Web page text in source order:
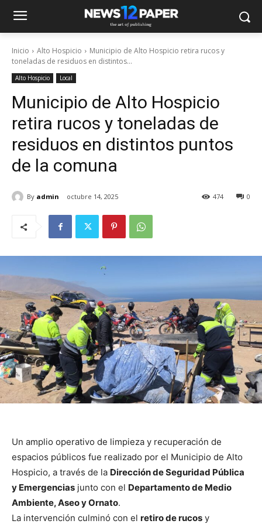
Inicio Alto Hospicio
Municipio de Alto Hospicio retira rucos y
toneladas de residuos en distintos...
Alto Hospicio Local
Municipio de Alto Hospicio
retira rucos y toneladas de
residuos en distintos puntos
de la comuna
By admin octubre 14, 2025 0
474
Un amplio operativo de limpieza y recuperación de
espacios públicos fue realizado por el Municipio de Alto
Hospicio, a través de la Dirección de Seguridad Pública
y Emergencias junto con el Departamento de Medio
Ambiente, Aseo y Ornato.
La intervención culminó con el retiro de rucos y